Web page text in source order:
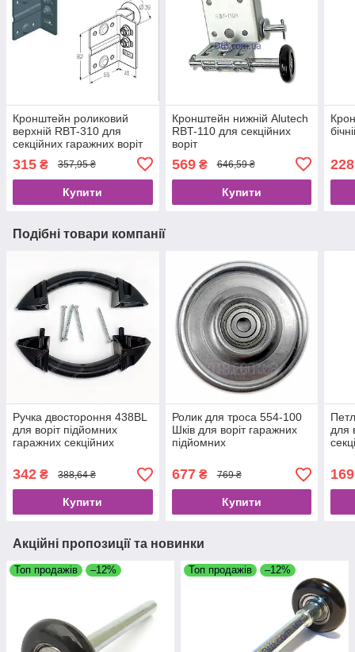
Кронштейн роликовий
верхній RBT-310 для
секційних гаражних воріт
315 ₴ 357,95 ₴
Купити
Кронштейн нижній Alutech
RBT-110 для секційних
воріт
569₴ 646,59 ₴
Купити
228
Подібні товари компанії
Ручка двостороння 438BL
для воріт підйомних
гаражних секційних
342 ₴ 388,64 ₴
Купити
Ролик для троса 554-100
Шків для воріт гаражних
підйомних
677₴ 769 ₴
Купити
для
169
Акційні пропозиції та новинки
Топ продажів –12% Топ продажів –12%